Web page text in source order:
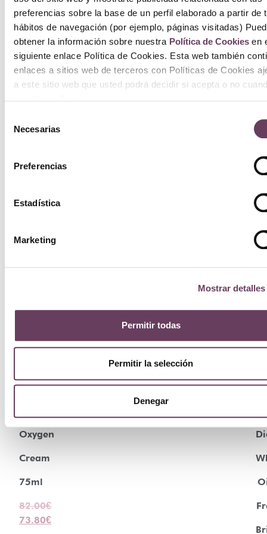
preferencias sobre la base de un perfil elaborado a partir de
hábitos de navegación (por ejemplo, páginas visitadas)
obtener la información sobre nuestra Política de Cookiesen
siguiente enlace Política de Cookies. Esta web también
enlaces a sitios web de terceros con Políticas de Cookies
a este sitio web que usted podrá decidir si acepta o no
Necesarias
Preferencias
Estadística
Marketing
Mostrar detalles
Permitir todas
Permitir la selección
Denegar
¡Oferta!
Natura
Oxygen
Cream
75ml
82.00€
73.80€